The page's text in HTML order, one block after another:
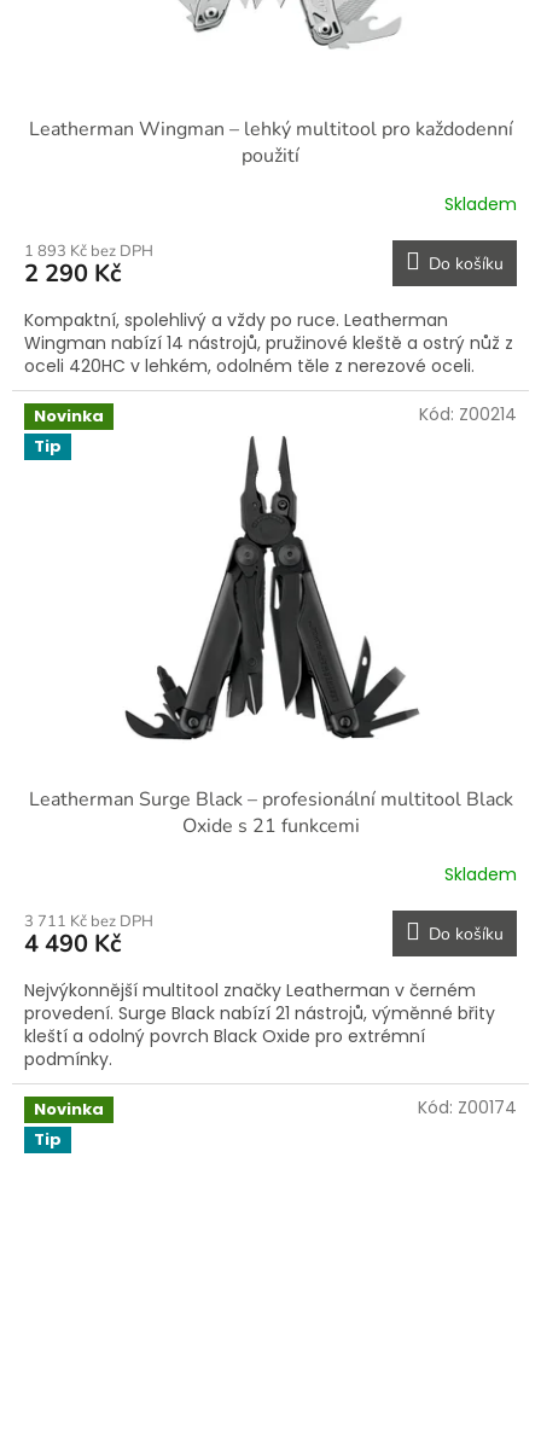
Leatherman Wingman – lehký multitool pro každodenní
použití
Skladem
1 893 Kč bez DPH
2 290 Kč Do košíku
Kompaktní, spolehlivý a vždy po ruce. Leatherman
Wingman nabízí 14 nástrojů, pružinové kleště a ostrý nůž z
oceli 420HC v lehkém, odolném těle z nerezové oceli.
Novinka
Tip
Leatherman Surge Black – profesionální multitool Black
Oxide s 21 funkcemi
Skladem
3 711 Kč bez DPH
4 490 Kč Do košíku
Nejvýkonnější multitool značky Leatherman v černém
provedení. Surge Black nabízí 21 nástrojů, výměnné břity
kleští a odolný povrch Black Oxide pro extrémní
podmínky.
Kód: Z00214
Novinka
Tip
Kód: Z00174